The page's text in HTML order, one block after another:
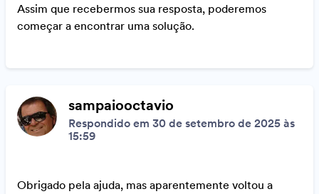
Assim que recebermos sua resposta, poderemos
começar a encontrar uma solução.
sampaiooctavio
Respondido em 30 de setembro de 2025 às
15:59
Obrigado pela ajuda, mas aparentemente voltou a